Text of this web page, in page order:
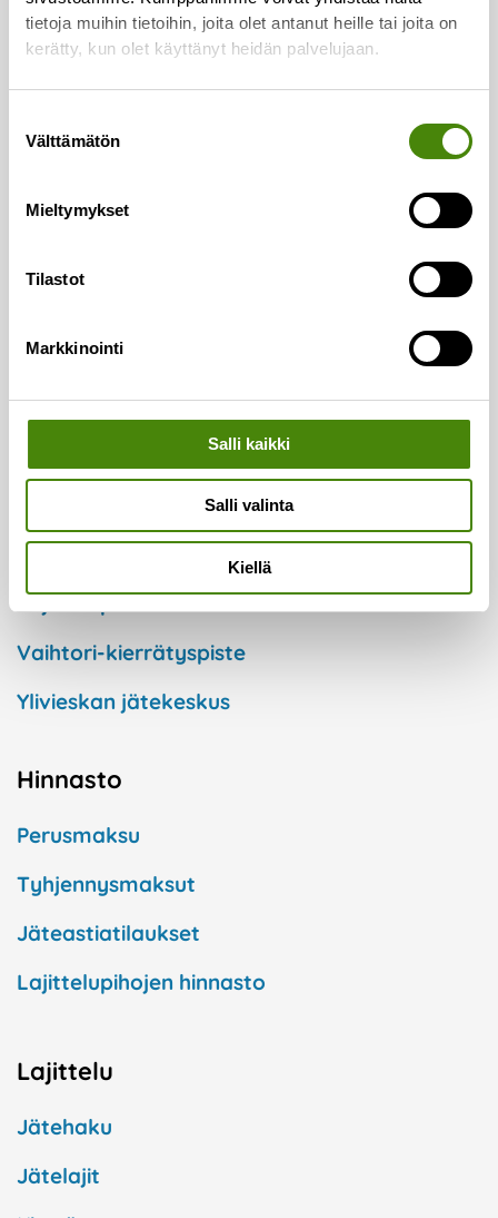
tietoja muihin tietoihin, joita olet antanut heille tai joita on
kerätty, kun olet käyttänyt heidän palvelujaan.
valinta
Välttämätön
Mieltymykset
Tilastot
Markkinointi
Salli kaikki
Salli valinta
Kiellä
Vaakapalvelut:
Puh.044 726 2993
Vestianväylä 80
Asiointi ja palvelut
Kuntaorganisaatiot
Yritykset
Lajittelupihat
Vaihtori-kierrätyspiste
Ylivieskan jätekeskus
Hinnasto
Perusmaksu
Tyhjennysmaksut
Jäteastiatilaukset
Lajittelupihojen hinnasto
Lajittelu
Jätehaku
Jätelajit